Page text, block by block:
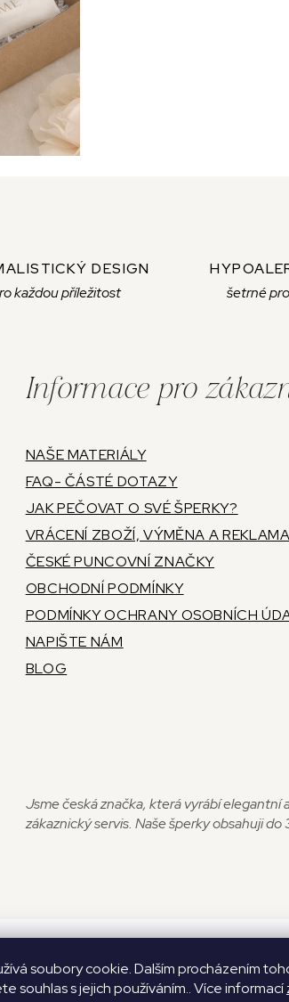
soubory cookie. Dalším procházením
souhlas s jejich používáním.. Více informací
DESIGN
každou příležitost
šetrné
Informace pro
NAŠE MATERIÁLY
FAQ- ČÁSTÉ DOTAZY
JAK PEČOVAT O SVÉ ŠPERKY?
VRÁCENÍ ZBOŽÍ, VÝMĚNA A
ČESKÉ PUNCOVNÍ ZNAČKY
OBCHODNÍ PODMÍNKY
PODMÍNKY OCHRANY OSOBNÍCH
NAPIŠTE NÁM
BLOG
Jsme česká značka, která vyrábí elegantní
zákaznický servis. Naše šperky obsahuji